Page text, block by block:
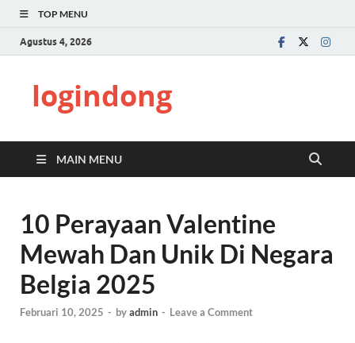
TOP MENU
Agustus 4, 2026
logindong
MAIN MENU
10 Perayaan Valentine
Mewah Dan Unik Di Negara
Belgia 2025
Februari 10, 2025 - byadmin - Leave a Comment